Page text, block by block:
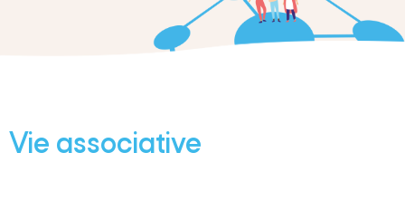
Vie associative